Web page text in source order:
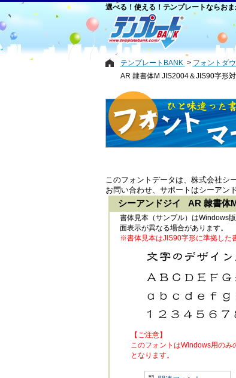
選べる！使える！テンプレートならおま
テンプレートBANK
フォントダ
AR 隷書体M JIS2004＆JIS90字形
このフォントデータは、株式会社シ
お問い合わせ、サポートはシーアン
シーアンドジイ AR 隷書体
書体見本（サンプル）はWindows
面表示が異なる場合があります。
※書体見本はJIS90字形に準拠した
【ご注意】
このフォントはWindows用のみ
となります。